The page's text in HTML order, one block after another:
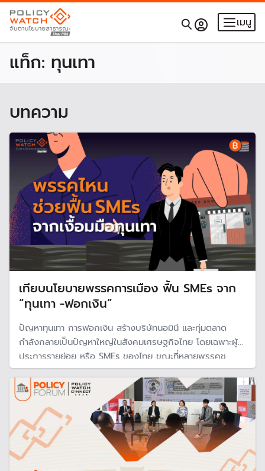
เมนู
แท็ก: ทุนเทา
บทความ
เทียบนโยบายพรรคการเมือง ฟื้น SMEs จาก
“ทุนเทา -ฟอกเงิน”
ปัญหาทุนเทา การฟอกเงิน สร้างบริษัทนอมินี และทุ่มตลาด
กำลังกลายเป็นปัญหาใหญ่ในสังคมเศรษฐกิจไทย โดยเฉพาะผู้
ประการรายย่อย หรือ SMEs ของไทย ขณะที่หลายพรรคชู
นโยบายช่วยเหลือ แก้ปัญหากฎหมาย เปิดให้ SMEs เข้าสู่ระบบ
การเงิน พร้อมเสนอมาตรการปราบทุนสีเทา การฟอกเงิน ตั้ง
บริษัทนอมินี และทุ่มตลาด